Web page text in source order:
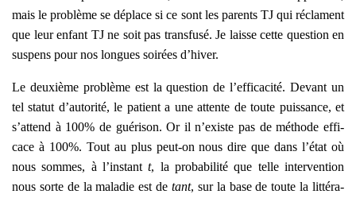
mais le pro­blème se déplace si ce sont les parents TJ qui réclament
que leur enfant TJ ne soit pas trans­fu­sé. Je laisse cette ques­tion en
sus­pens pour nos longues soi­rées d’hiver.
Le deuxième pro­blème est la ques­tion de l’efficacité. Devant un
tel sta­tut d’autorité, le patient a une attente de toute puis­sance, et
s’attend à 100% de gué­ri­son. Or il n’existe pas de méthode effi­
cace à 100%. Tout au plus peut-on nous dire que dans l’état où
nous sommes, à l’instantt, la pro­ba­bi­li­té que telle inter­ven­tion
nous sorte de la mala­die est de tant, sur la base de toute la lit­té­ra­